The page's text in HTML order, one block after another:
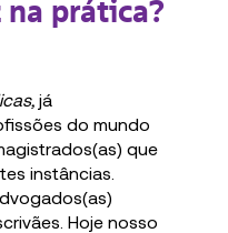
prática?
já
do mundo
que
instâncias.
Hoje nosso